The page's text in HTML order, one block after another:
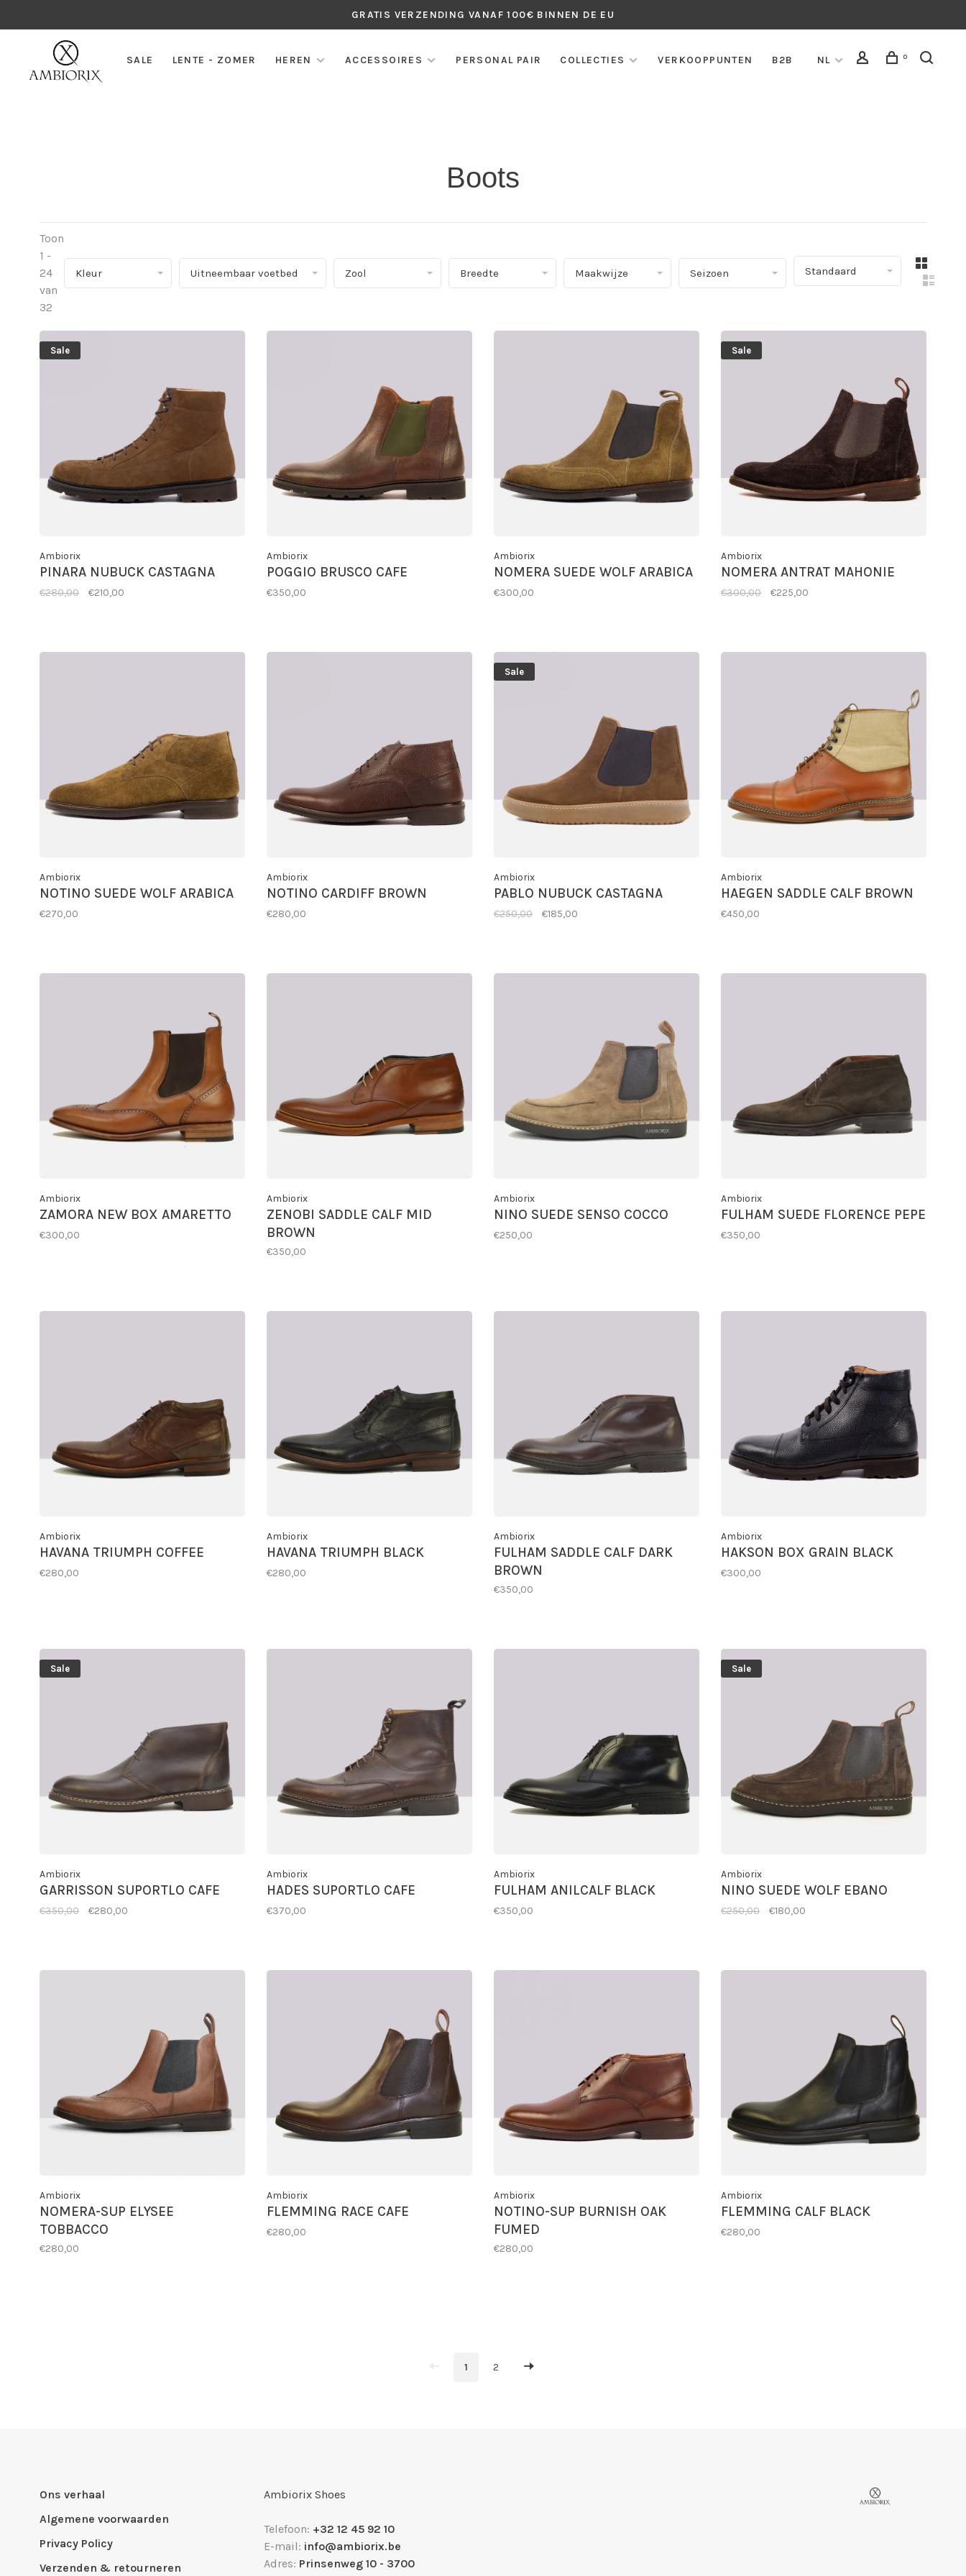
GRATIS VERZENDING VANAF 100€ BINNEN DE EU
SALE LENTE - ZOMER HEREN ACCESSOIRES PERSONAL PAIR COLLECTIES VERKOOPPUNTEN B2B NL 0
Boots
Toon
1 -
24
van
32
Kleur
▾
Uitneembaar voetbed Zool Breedte Maakwijze Seizoen Standaard
Sale
Ambiorix
PINARA NUBUCK CASTAGNA
€280,00 €210,00
Ambiorix
POGGIO BRUSCO CAFE
€350,00
Ambiorix
NOMERA SUEDE WOLF ARABICA
€300,00
Sale
Ambiorix
NOMERA ANTRAT MAHONIE
€300,00 €225,00
Ambiorix
NOTINO SUEDE WOLF ARABICA
€270,00
Ambiorix
NOTINO CARDIFF BROWN
€280,00
Sale
Ambiorix
PABLO NUBUCK CASTAGNA
€250,00 €185,00
Ambiorix
HAEGEN SADDLE CALF BROWN
€450,00
Ambiorix
ZAMORA NEW BOX AMARETTO
€300,00
Ambiorix
ZENOBI SADDLE CALF MID
BROWN
€350,00
Ambiorix
NINO SUEDE SENSO COCCO
€250,00
Ambiorix
FULHAM SUEDE FLORENCE PEPE
€350,00
Ambiorix
HAVANA TRIUMPH COFFEE
€280,00
Ambiorix
HAVANA TRIUMPH BLACK
€280,00
Ambiorix
FULHAM SADDLE CALF DARK
BROWN
€350,00
Ambiorix
HAKSON BOX GRAIN BLACK
€300,00
Sale
Ambiorix
GARRISSON SUPORTLO CAFE
€350,00 €280,00
Ambiorix
HADES SUPORTLO CAFE
€370,00
Ambiorix
FULHAM ANILCALF BLACK
€350,00
Sale
Ambiorix
NINO SUEDE WOLF EBANO
€250,00 €180,00
Ambiorix
NOMERA-SUP ELYSEE
TOBBACCO
€280,00
Ambiorix
FLEMMING RACE CAFE
€280,00
Ambiorix
NOTINO-SUP BURNISH OAK
FUMED
€280,00
Ambiorix
FLEMMING CALF BLACK
€280,00
1 2
Ons verhaal
Algemene voorwaarden
Privacy Policy
Verzenden & retourneren
Ambiorix Shoes
Telefoon: +32 12 45 92 10
E-mail: info@ambiorix.be
Adres: Prinsenweg 10 - 3700